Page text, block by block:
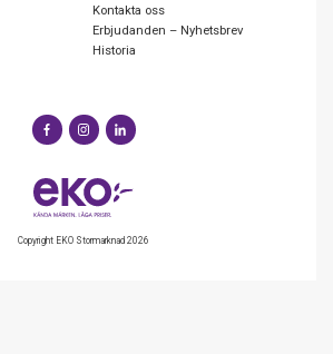
Kontakta oss
Erbjudanden – Nyhetsbrev
Historia
Copyright EKO Stormarknad 2026